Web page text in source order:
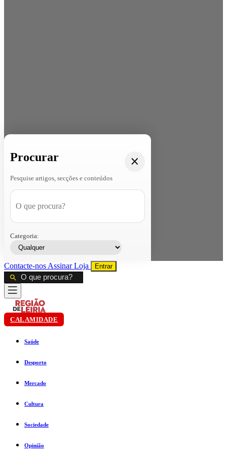
Procurar
Pesquise artigos, secções e conteúdos
Categoria:
Contacte-nos AssinarLoja Entrar
CALAMIDADE
Saúde
Desporto
Mercado
Cultura
Sociedade
Opinião